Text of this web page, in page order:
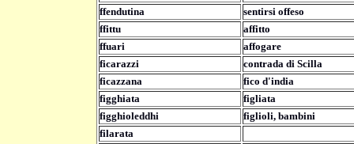
ffendutina
sentirsi offeso
ffittu
affitto
ffuari
affogare
ficarazzi
contrada di Scilla
ficazzana
fico d'india
figghiata
figliata
figghioleddhi
figlioli, bambini
filarata